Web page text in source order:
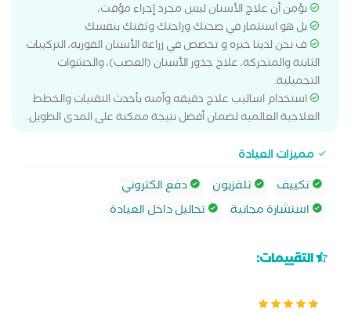
نؤمن أن علاج الأسنان ليس مجرد إجراء مؤقت،
بل هو استثمار في صحتك وراحتك وثقتك بنفسك
ف نحن لدينا خبره و تخصص في زراعة الأسنان الفوريه، التركيبات
الثابتة والمتحركة، علاج جذور الأسنان (العصب)، والحشوات
التجميلية.
استخدام اساليب علاج دقيقه وآمنه بأحدث التقنيات والخطط
العلاجية العالميه لضمان أفضل نتيجة ممكنة على المدى الطويل.
مميزات العيادة
تكييف
تلفزيون
دفع الكتروني
استشارة مجانية
تحاليل داخل العيادة
التقييمات: